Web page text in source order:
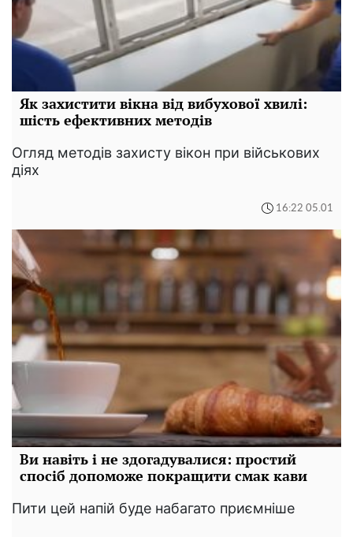
Як захистити вікна від вибухової хвилі:
шість ефективних методів
Огляд методів захисту вікон при військових
діях
16:22 05.01
Ви навіть і не здогадувалися: простий
спосіб допоможе покращити смак кави
Пити цей напій буде набагато приємніше